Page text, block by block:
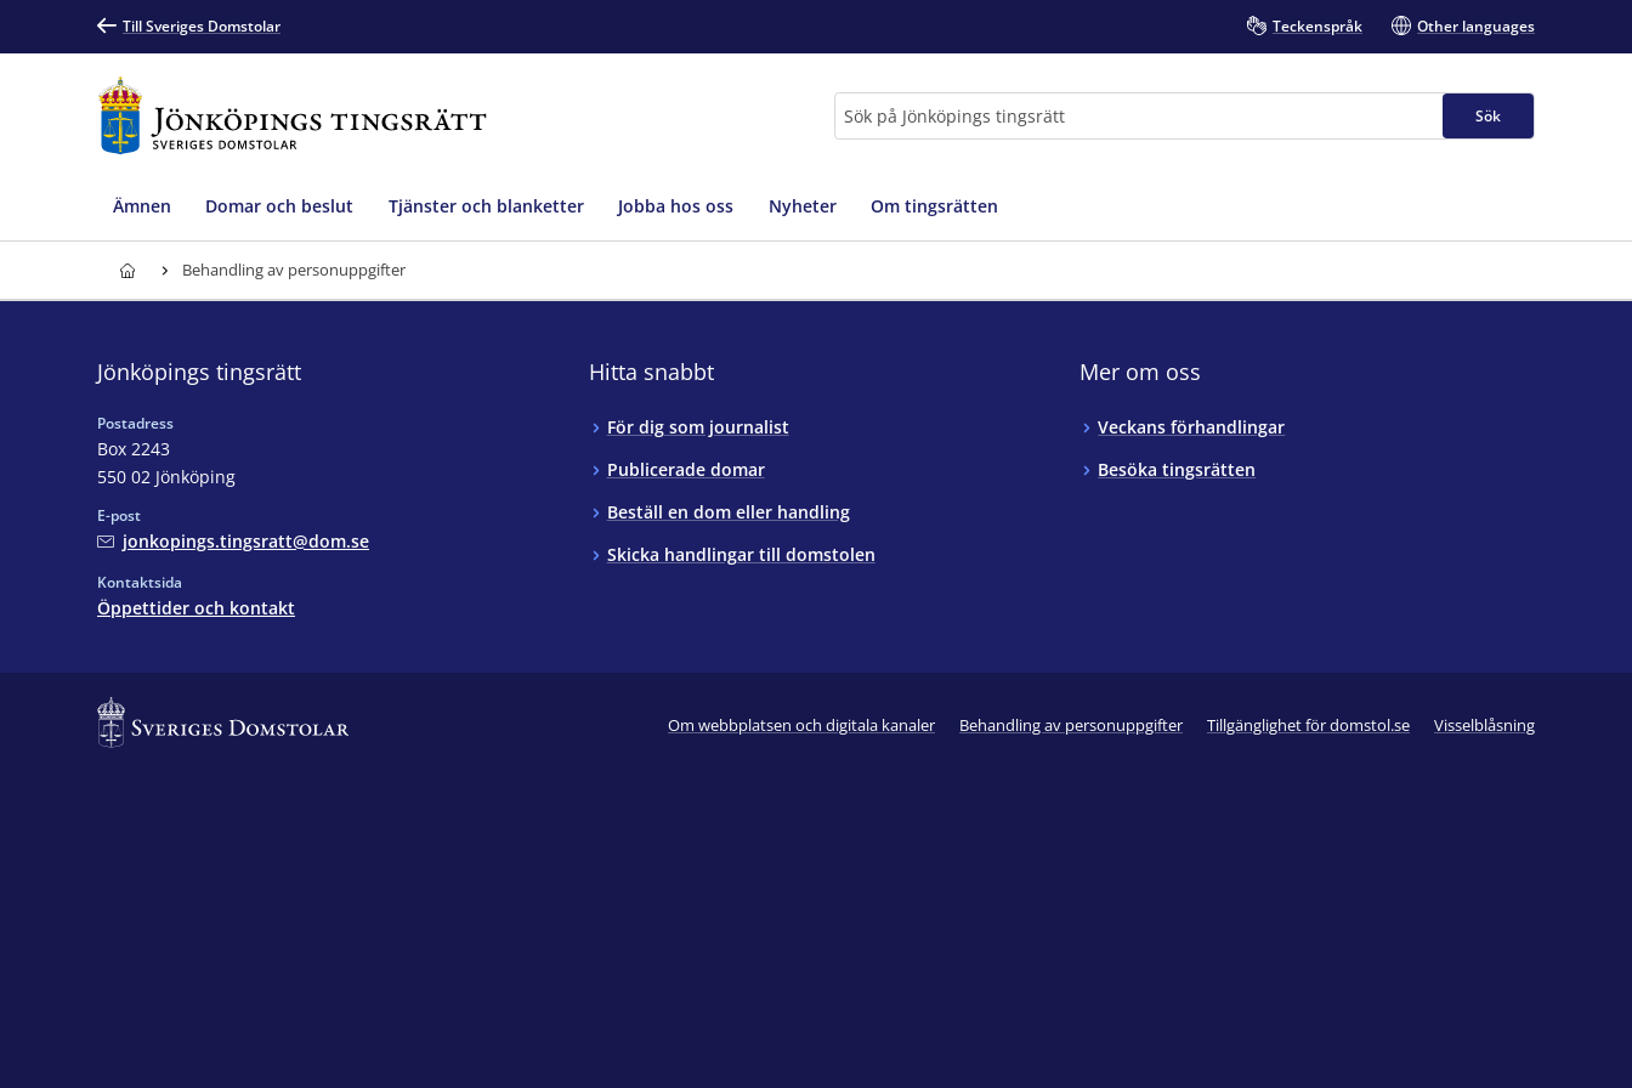
Till Sveriges Domstolar Teckenspråk Other languages
Sök
Ämnen Domar och beslut Tjänster och blanketter Jobba hos oss Nyheter Om tingsrätten
Behandling av personuppgifter
Jönköpings tingsrätt
Postadress
Box 2243
550 02 Jönköping
E-post
jonkopings.tingsratt@dom.se
Kontaktsida
Öppettider och kontakt
Hitta snabbt
För dig som journalist
Publicerade domar
Beställ en dom eller handling
Skicka handlingar till domstolen
Mer om oss
Veckans förhandlingar
Besöka tingsrätten
Om webbplatsen och digitala kanaler Behandling av personuppgifter Tillgänglighet för domstol.se Visselblåsning